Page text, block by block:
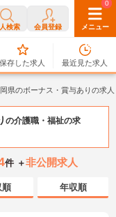
検索 会員登録 メニュー
0
保存した求人
0
最近見た求人
県のボーナス・賞与ありの求
の介護職・福祉の求
件 ＋非公開求人
順 年収順